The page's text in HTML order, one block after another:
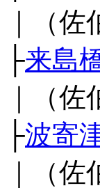
｜（
├来島
｜（
├波寄
｜（